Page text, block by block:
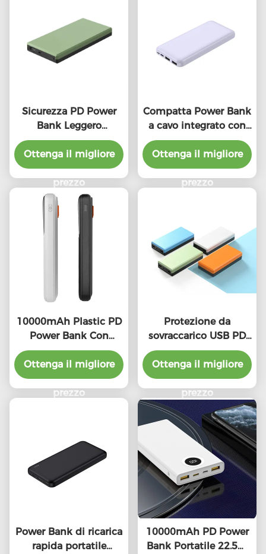
Sicurezza PD Power
Bank Leggero
10000mAh Fast
Charging Power Bank
Carica
Ottenga il migliore
prezzo
Compatta Power Bank
a cavo integrato con
indicatore LED
10000mAh Alta
capacità
Ottenga il migliore
prezzo
10000mAh Plastic PD
Power Bank Con
Indicatore LED di
ricarica rapida
universale
Ottenga il migliore
prezzo
Protezione da
sovraccarico USB PD
Power Bank
20000mAh
Smartphone Power
Bank
Ottenga il migliore
prezzo
Power Bank di ricarica
rapida portatile
10000mAh PD Power
Bank Portatile 22.5W